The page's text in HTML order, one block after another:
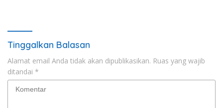
Tinggalkan Balasan
Alamat email Anda tidak akan dipublikasikan. Ruas yang wajib
ditandai *